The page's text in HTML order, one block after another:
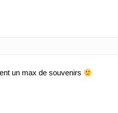
un max de souvenirs